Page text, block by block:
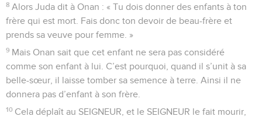
8 Alors Juda dit à Onan : « Tu dois donner des enfants à ton
frère qui est mort. Fais donc ton devoir de beau-frère et
prends sa veuve pour femme. »
9 Mais Onan sait que cet enfant ne sera pas considéré
comme son enfant à lui. C’est pourquoi, quand il s’unit à sa
belle-sœur, il laisse tomber sa semence à terre. Ainsi il ne
donnera pas d’enfant à son frère.
10 Cela déplaît au SEIGNEUR, et le SEIGNEUR le fait mourir,